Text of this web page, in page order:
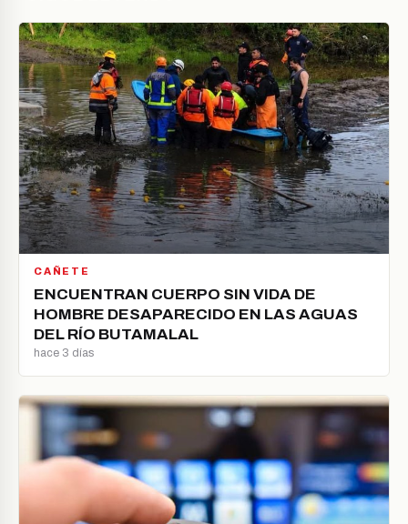
CAÑETE
ENCUENTRAN CUERPO SIN VIDA DE
HOMBRE DESAPARECIDO EN LAS AGUAS
DEL RÍO BUTAMALAL
hace 3 días